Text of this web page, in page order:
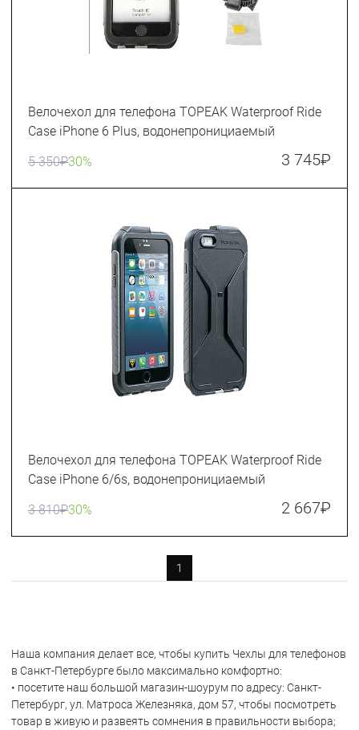
Велочехол для телефона TOPEAK Waterproof Ride
Case iPhone 6 Plus, водонепронициаемый
5 350₽30% 3 745₽
Велочехол для телефона TOPEAK Waterproof Ride
Case iPhone 6/6s, водонепронициаемый
3 810₽30% 2 667₽
1
Наша компания делает все, чтобы купить Чехлы для телефонов
в Санкт-Петербурге было максимально комфортно:
• посетите наш большой магазин-шоурум по адресу: Санкт-
Петербург, ул. Матроса Железняка, дом 57, чтобы посмотреть
товар в живую и развеять сомнения в правильности выбора;